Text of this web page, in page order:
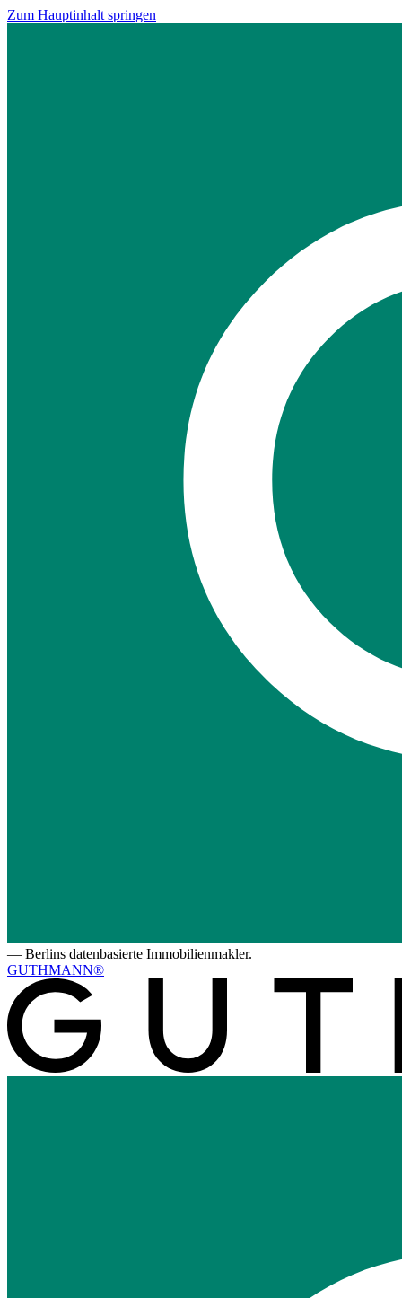
Zum Hauptinhalt springen
— Berlins datenbasierte Immobilienmakler.
GUTHMANN®